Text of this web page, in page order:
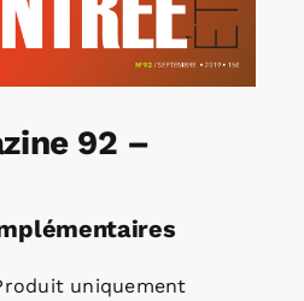
92 –
uniquement